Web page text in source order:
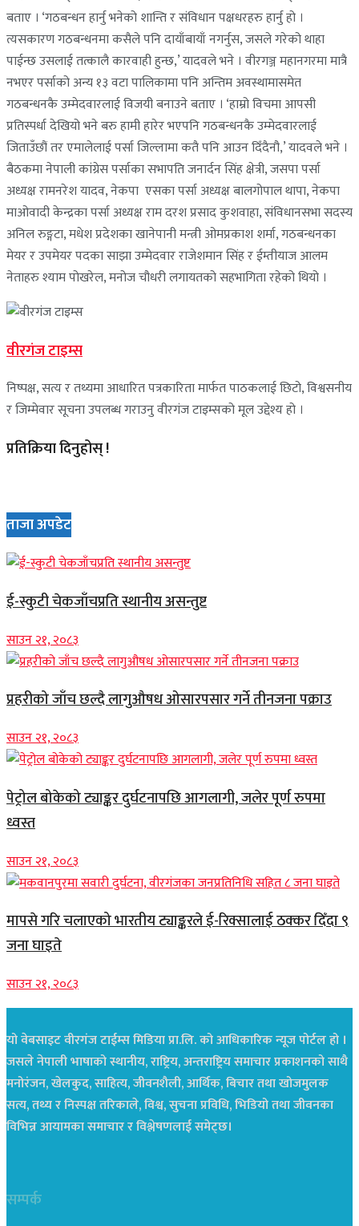
बताए । ‘गठबन्धन हार्नु भनेको शान्ति र संविधान पक्षधरहरु हार्नु हो ।
त्यसकारण गठबन्धनमा कसैले पनि दायाँबायाँ नगर्नुस, जसले गरेको थाहा
पाईन्छ उसलाई तत्कालै कारवाही हुन्छ,’ यादवले भने । वीरगञ्ज महानगरमा मात्रै
नभएर पर्साको अन्य १३ वटा पालिकामा पनि अन्तिम अवस्थामासमेत
गठबन्धनकै उम्मेदवारलाई विजयी बनाउने बताए । ‘हाम्रो विचमा आपसी
प्रतिस्पर्धा देखियो भने बरु हामी हारेर भएपनि गठबन्धनकै उम्मेदवारलाई
जिताउँछौं तर एमालेलाई पर्सा जिल्लामा कतै पनि आउन दिँदैनौ,’ यादवले भने ।
बैठकमा नेपाली कांग्रेस पर्साका सभापति जनार्दन सिंह क्षेत्री, जसपा पर्सा
अध्यक्ष रामनरेश यादव, नेकपा एसका पर्सा अध्यक्ष बालगोपाल थापा, नेकपा
माओवादी केन्द्रका पर्सा अध्यक्ष राम दरश प्रसाद कुशवाहा, संविधानसभा सदस्य
अनिल रुङ्गटा, मधेश प्रदेशका खानेपानी मन्त्री ओमप्रकाश शर्मा, गठबन्धनका
मेयर र उपमेयर पदका साझा उम्मेदवार राजेशमान सिंह र ईम्तीयाज आलम
नेताहरु श्याम पोखरेल, मनोज चौधरी लगायतको सहभागिता रहेको थियो ।
वीरगंज टाइम्स
निष्पक्ष, सत्य र तथ्यमा आधारित पत्रकारिता मार्फत पाठकलाई छिटो, विश्वसनीय
र जिम्मेवार सूचना उपलब्ध गराउनु वीरगंज टाइम्सको मूल उद्देश्य हो ।
प्रतिक्रिया दिनुहोस् !
ताजा अपडेट
ई-स्कुटी चेकजाँचप्रति स्थानीय असन्तुष्ट
साउन २१, २०८३
प्रहरीको जाँच छल्दै लागुऔषध ओसारपसार गर्ने तीनजना पक्राउ
साउन २१, २०८३
पेट्रोल बोकेको ट्याङ्कर दुर्घटनापछि आगलागी, जलेर पूर्ण रुपमा
ध्वस्त
साउन २१, २०८३
मापसे गरि चलाएको भारतीय ट्याङ्करले ई-रिक्सालाई ठक्कर दिँदा ९
जना घाइते
साउन २१, २०८३
यो वेबसाइट वीरगंज टाईम्स मिडिया प्रा.लि. को आधिकारिक न्यूज पोर्टल हो ।
जसले नेपाली भाषाको स्थानीय, राष्ट्रिय, अन्तराष्ट्रिय समाचार प्रकाशनको साथै
मनोरंजन, खेलकुद, साहित्य, जीवनशैली, आर्थिक, बिचार तथा खोजमुलक
सत्य, तथ्य र निस्पक्ष तरिकाले, विश्व, सुचना प्रविधि, भिडियो तथा जीवनका
विभिन्न आयामका समाचार र विश्लेषणलाई समेट्छ।
सम्पर्क